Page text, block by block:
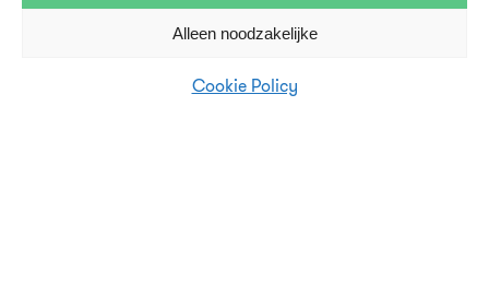
Alleen noodzakelijke
Cookie Policy
Veelgestelde vragen